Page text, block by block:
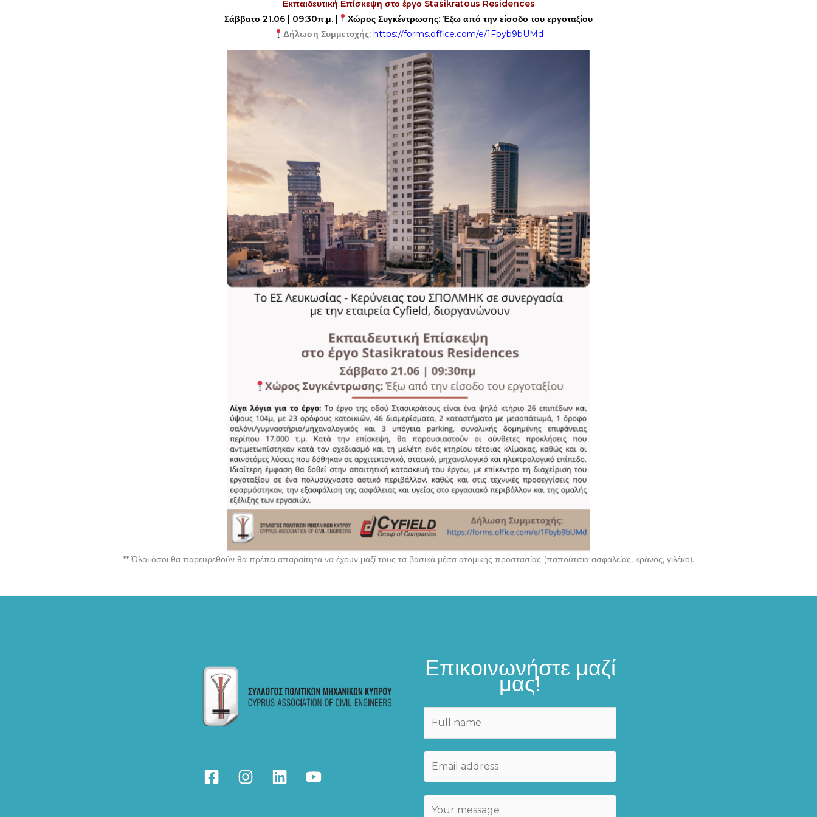
Εκπαιδευτική Επίσκεψη στο έργο Stasikratous Residences
Σάββατο 21.06 | 09:30π.μ. |
Χώρος Συγκέντρωσης: Έξω από την είσοδο του εργοταξίου
Δήλωση Συμμετοχής: https://forms.office.com/e/1Fbyb9bUMd
** Όλοι όσοι θα παρευρεθούν θα πρέπει απαραίτητα να έχουν μαζί τους τα βασικά μέσα ατομικής προστασίας (παπούτσια ασφαλείας, κράνος, γιλέκο).
Επικοινωνήστε μαζί
μας!
*
C